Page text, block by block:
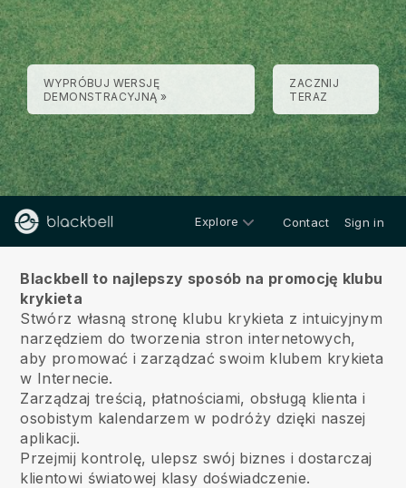
WYPRÓBUJ WERSJĘ
DEMONSTRACYJNĄ »
ZACZNIJ
TERAZ
Explore Contact Sign in
Blackbell to najlepszy sposób na promocję klubu
krykieta
Stwórz własną stronę klubu krykieta z intuicyjnym
narzędziem do tworzenia stron internetowych,
aby promować i zarządzać swoim klubem krykieta
w Internecie.
Zarządzaj treścią, płatnościami, obsługą klienta i
osobistym kalendarzem w podróży dzięki naszej
aplikacji.
Przejmij kontrolę, ulepsz swój biznes i dostarczaj
klientowi światowej klasy doświadczenie.